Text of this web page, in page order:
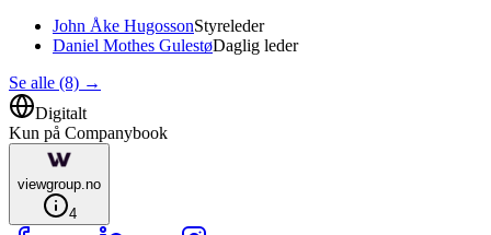
John Åke HugossonStyreleder
Daniel Mothes GulestøDaglig leder
Se alle (8) →
Digitalt
Kun på Companybook
viewgroup.no
4